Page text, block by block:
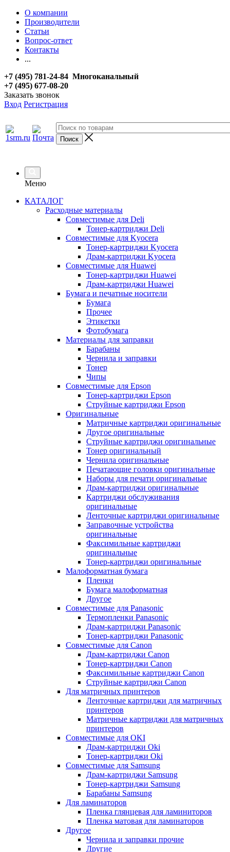
О компании
Производители
Статьи
Вопрос-ответ
Контакты
...
+7 (495) 781-24-84 Многоканальный
+7 (495) 677-08-20
Заказать звонок
Вход Регистрация
Меню
КАТАЛОГ
Расходные материалы
Совместимые для Deli
Тонер-картриджи Deli
Совместимые для Kyocera
Тонер-картриджи Kyocera
Драм-картриджи Kyocera
Совместимые для Huawei
Тонер-картриджи Huawei
Драм-картриджи Huawei
Бумага и печатные носители
Бумага
Прочее
Этикетки
Фотобумага
Материалы для заправки
Барабаны
Чернила и заправки
Тонер
Чипы
Совместимые для Epson
Тонер-картриджи Epson
Струйные картриджи Epson
Оригинальные
Матричные картриджи оригинальные
Другое оригинальные
Струйные картриджи оригинальные
Тонер оригинальный
Чернила оригинальные
Печатающие головки оригинальные
Наборы для печати оригинальные
Драм-картриджи оригинальные
Картриджи обслуживания
оригинальные
Ленточные картриджи оригинальные
Заправочные устройства
оригинальные
Факсимильные картриджи
оригинальные
Тонер-картриджи оригинальные
Малоформатная бумага
Пленки
Бумага малоформатная
Другое
Совместимые для Panasonic
Термопленки Panasonic
Драм-картриджи Panasonic
Тонер-картриджи Panasonic
Совместимые для Canon
Драм-картриджи Canon
Тонер-картриджи Canon
Факсимильные картриджи Canon
Струйные картриджи Canon
Для матричных принтеров
Ленточные картриджи для матричных
принтеров
Матричные картриджи для матричных
принтеров
Совместимые для OKI
Драм-картриджи Oki
Тонер-картриджи Oki
Совместимые для Samsung
Драм-картриджи Samsung
Тонер-картриджи Samsung
Барабаны Samsung
Для ламинаторов
Пленка глянцевая для ламиниторов
Пленка матовая для ламинаторов
Другое
Чернила и заправки прочие
Другие